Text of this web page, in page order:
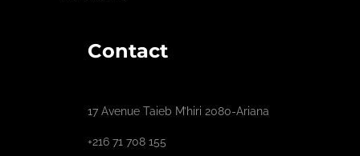
Contact
17 Avenue Taieb M’hiri 2080-Ariana
+216 71 708 155